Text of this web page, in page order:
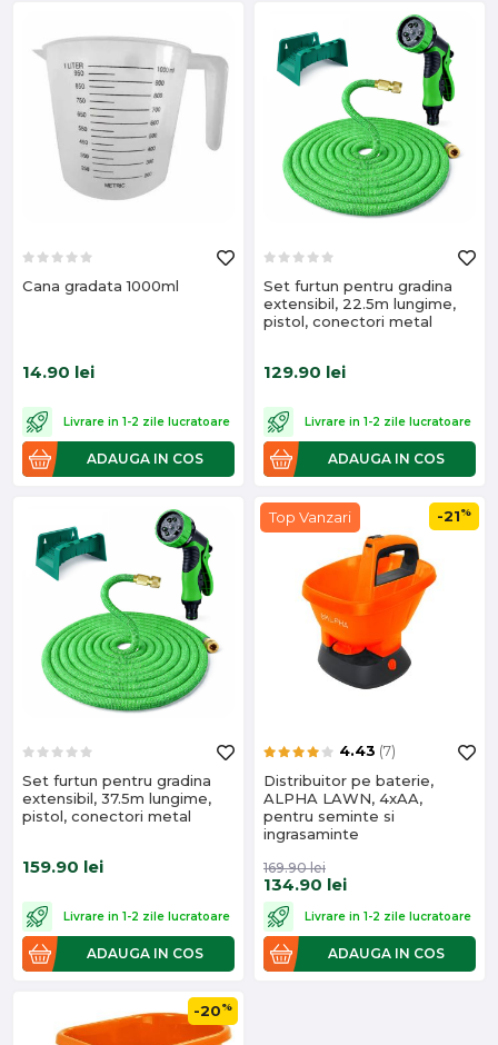
Cana gradata 1000ml
14.90 lei
Livrare in 1-2 zile lucratoare
ADAUGA IN COS
Set furtun pentru gradina
extensibil, 22.5m lungime,
pistol, conectori metal
129.90 lei
Livrare in 1-2 zile lucratoare
ADAUGA IN COS
Set furtun pentru gradina
extensibil, 37.5m lungime,
pistol, conectori metal
159.90 lei
Livrare in 1-2 zile lucratoare
ADAUGA IN COS
-21%
Top Vanzari
4.43 (7)
Distribuitor pe baterie,
ALPHA LAWN, 4xAA,
pentru seminte si
ingrasaminte
134.90 lei
169.90 lei
Livrare in 1-2 zile lucratoare
ADAUGA IN COS
-20%